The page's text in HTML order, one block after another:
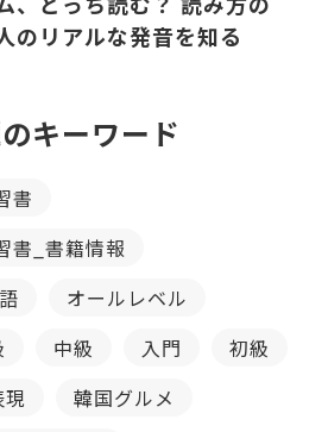
のリアルな発音を知る
キーワード
書
書_書籍情報
オールレベル
中級 入門
初級
韓国グルメ